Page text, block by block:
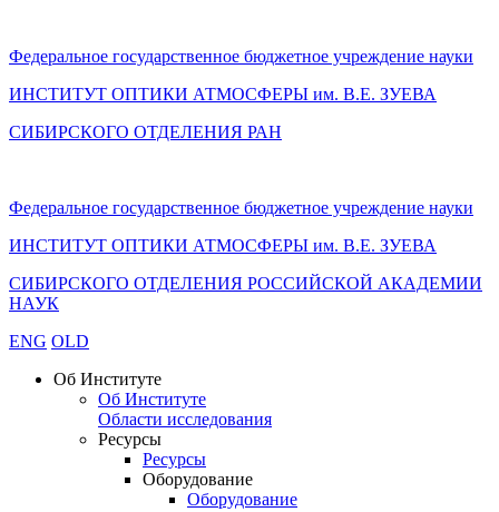
Федеральное государственное бюджетное учреждение науки
ИНСТИТУТ ОПТИКИ АТМОСФЕРЫ им. В.Е. ЗУЕВА
СИБИРСКОГО ОТДЕЛЕНИЯ РАН
Федеральное государственное бюджетное учреждение науки
ИНСТИТУТ ОПТИКИ АТМОСФЕРЫ им. В.Е. ЗУЕВА
СИБИРСКОГО ОТДЕЛЕНИЯ РОССИЙСКОЙ АКАДЕМИИ
НАУК
ENG OLD
Об Институте
Об Институте
Области исследования
Ресурсы
Ресурсы
Оборудование
Оборудование